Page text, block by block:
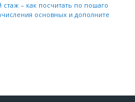
– как посчитать по пошаго
основных и дополните